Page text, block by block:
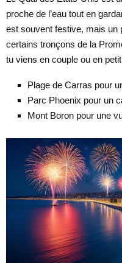
proche de l’eau tout en
est souvent festive, mais un
certains tronçons de la
tu viens en couple ou en
Plage de Carras pour
Parc Phoenix pour un
Mont Boron pour une